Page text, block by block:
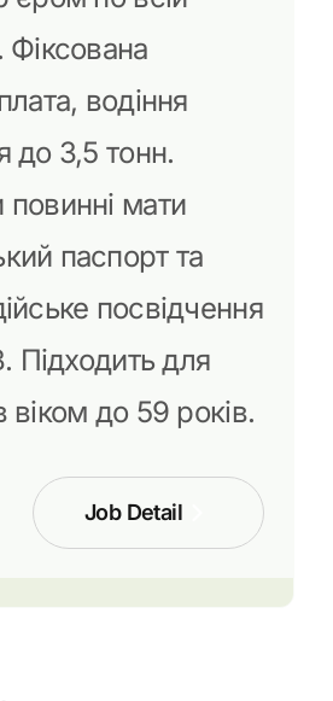
Фіксована
водіння
до 3,5 тонн.
мати
паспорт та
посвідчення
Підходить для
віком до 59 років.
Job Detail